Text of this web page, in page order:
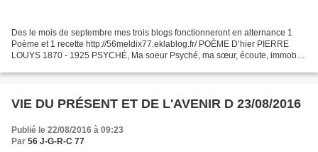
Des le mois de septembre mes trois blogs fonctionneront en alternance 1
Poème et 1 recette http://56meldix77.eklablog.fr/ POÈME D’hier PIERRE
LOUYS 1870 - 1925 PSYCHÉ, Ma soeur Psyché, ma sœur, écoute, immobile
VIE DU PRÉSENT ET DE L'AVENIR D 23/08/2016
Publié le 22/08/2016 à 09:23
Par 56 J-G-R-C 77